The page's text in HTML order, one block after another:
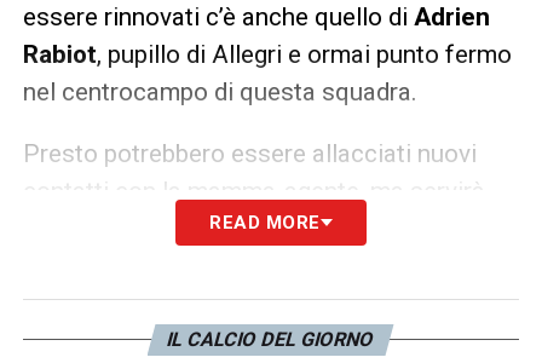
essere rinnovati c’è anche quello di Adrien
Rabiot, pupillo di Allegri e ormai punto fermo
nel centrocampo di questa squadra.
Presto potrebbero essere allacciati nuovi
contatti con la mamma-agente, ma servirà
capire che i bianconeri parteciperanno o no
nella massima competizione europea,
prolungare ancora a lungo l’accordo del
READ MORE
IL CALCIO DEL GIORNO